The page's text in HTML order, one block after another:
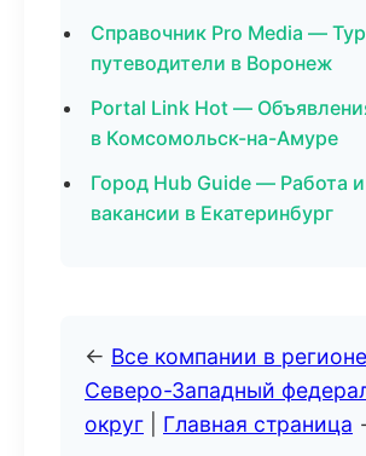
Справочник Pro Media —
путеводители в Воронеж
Portal Link Hot —
в Комсомольск-на-Амуре
Город Hub Guide — Работа и
вакансии в Екатеринбург
← Все компании в регионе
Северо-Западный
округ
Главная страница